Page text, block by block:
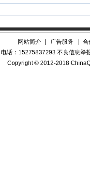
网站简介 广告服务
合
电话：15275837293 不良信息举
Copyright © 2012-2018